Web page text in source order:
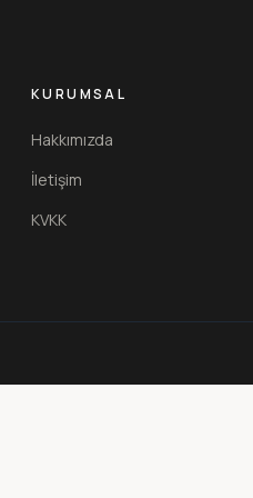
KURUMSAL
Hakkımızda
İletişim
KVKK